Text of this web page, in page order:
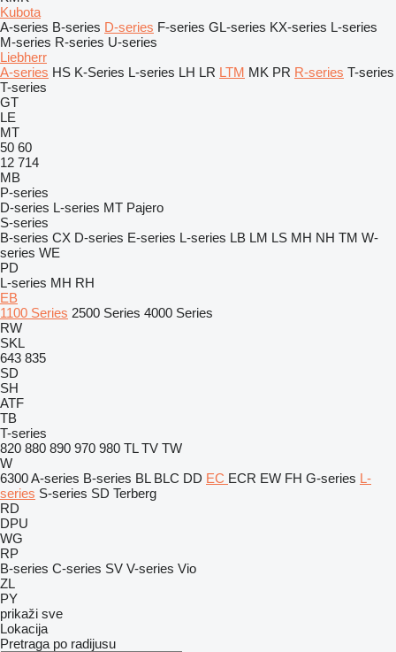
Kubota
A-series B-series D-series F-series GL-series KX-series L-series
M-series R-series U-series
Liebherr
A-series HS K-Series L-series LH LR LTM MK PR R-series T-series
T-series
GT
LE
MT
50 60
12 714
MB
P-series
D-series L-series MT Pajero
S-series
B-series CX D-series E-series L-series LB LM LS MH NH TM W-
series WE
PD
L-series MH RH
EB
1100 Series 2500 Series 4000 Series
RW
SKL
643 835
SD
SH
ATF
TB
T-series
820 880 890 970 980 TL TV TW
W
6300A-series B-series BL BLC DD EC ECR EW FH G-series L-
series S-series SD Terberg
RD
DPU
WG
RP
B-series C-series SV V-series Vio
ZL
PY
prikaži sve
Lokacija
Pretraga po radijusu